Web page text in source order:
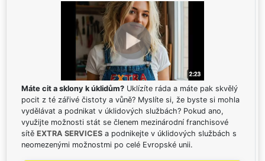
Máte cit a sklony k úklidům? Uklízíte ráda a máte pak skvělý
pocit z té zářivé čistoty a vůně? Myslíte si, že byste si mohla
vydělávat a podnikat v úklidových službách? Pokud ano,
využijte možnosti stát se členem mezinárodní franchisové
sítě EXTRA SERVICES a podnikejte v úklidových službách s
neomezenými možnostmi po celé Evropské unii.